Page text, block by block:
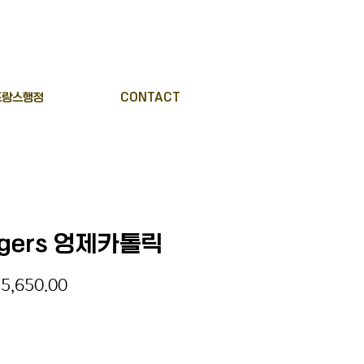
스행정 CONTACT
엉제카톨릭
Sale